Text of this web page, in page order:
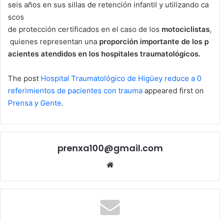
seis años en sus sillas de retención infantil y utilizando ca
scos
de protección certificados en el caso de los motociclistas,
quienes representan una proporción importante de los p
acientes atendidos en los hospitales traumatológicos.
The post Hospital Traumatológico de Higüey reduce a 0
referimientos de pacientes con trauma appeared first on
Prensa y Gente.
prenxa100@gmail.com